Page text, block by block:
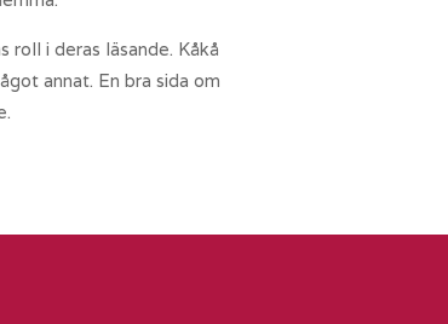
roll i deras läsande. Kåkå
annat. En bra sida om